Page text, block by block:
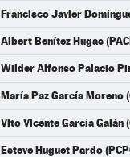
Francisco Javier
Albert Benítez Hugas
Wilder Alfonso Palacio
María Paz García Moreno
Vito Vicente García Galán
Esteve Huguet Pardo